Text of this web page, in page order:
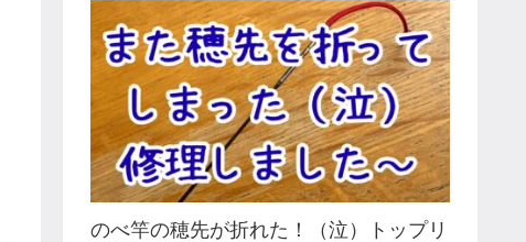
のべ竿の穂先が折れた！（泣）トップリ